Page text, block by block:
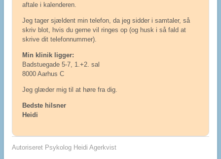
aftale i kalenderen.
Jeg tager sjældent min telefon, da jeg sidder i samtaler, så
skriv blot, hvis du gerne vil ringes op (og husk i så fald at
skrive dit telefonnummer).
Min klinik ligger:
Badstuegade 5-7, 1.+2. sal
8000 Aarhus C
Jeg glæder mig til at høre fra dig.
Bedste hilsner
Heidi
Autoriseret Psykolog Heidi Agerkvist